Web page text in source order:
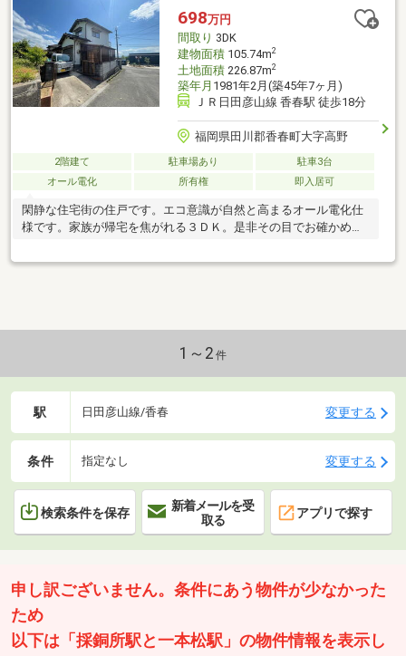
並行して行えます！・もちろん査定も無料です♪
698万円
間取り 3DK
建物面積105.74m2
土地面積226.87m2
築年月 1981年2月(築45年7ヶ月)
ＪＲ日田彦山線 香春駅 徒歩18分
福岡県田川郡香春町大字高野
2階建て 駐車場あり
駐車3台
オール電化
所有権 即入居可
閑静な住宅街の住戸です。エコ意識が自然と高まるオール電化仕
様です。家族が帰宅を焦がれる３ＤＫ。是非その目でお確かめく
1～2 件
駅 日田彦山線/香春 変更する
条件 指定なし 変更する
検索条件を保存
新着メールを受
取る
アプリで探す
申し訳ございません。条件にあう物件が少なかった
ため
以下は「採銅所駅と一本松駅」の物件情報を表示し